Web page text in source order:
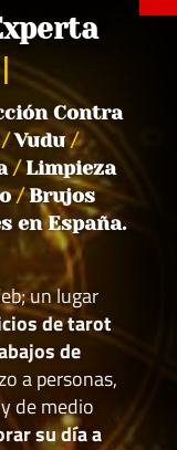
Contra
/Vudu/
/Limpieza
/Brujos
en España.
un lugar
de tarot
de
a personas,
de medio
su día a